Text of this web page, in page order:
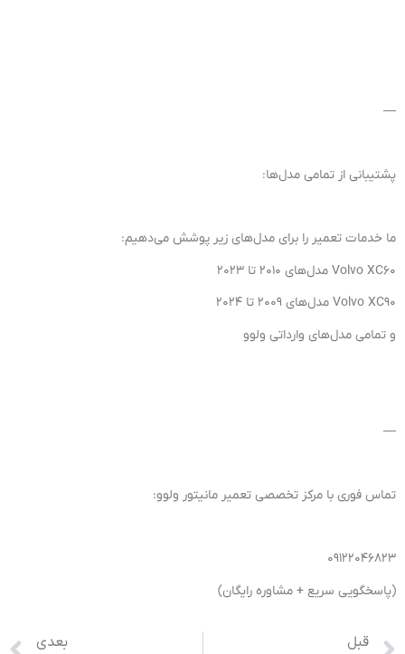
—
پشتیبانی از تمامی مدل‌ها:
ما خدمات تعمیر را برای مدل‌های زیر پوشش می‌دهیم:
Volvo XC60 مدل‌های 2010 تا 2023
Volvo XC90 مدل‌های 2009 تا 2024
و تمامی مدل‌های وارداتی ولوو
—
تماس فوری با مرکز تخصصی تعمیر مانیتور ولوو:
۰۹۱۲۲۰۴۶۸۲۳
(پاسخگویی سریع + مشاوره رایگان)
قبل
بعدی